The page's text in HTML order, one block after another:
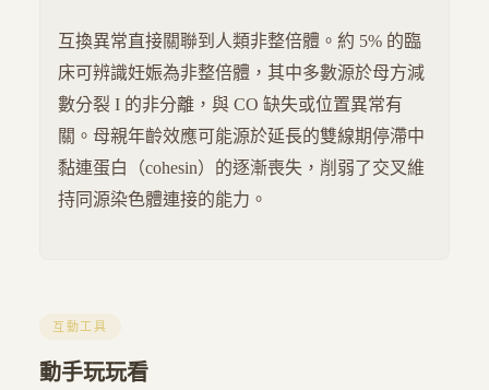
互換異常直接關聯到人類非整倍體。約 5% 的臨
床可辨識妊娠為非整倍體，其中多數源於母方減
數分裂 I 的非分離，與 CO 缺失或位置異常有
關。母親年齡效應可能源於延長的雙線期停滯中
黏連蛋白（cohesin）的逐漸喪失，削弱了交叉維
持同源染色體連接的能力。
互動工具
動手玩玩看